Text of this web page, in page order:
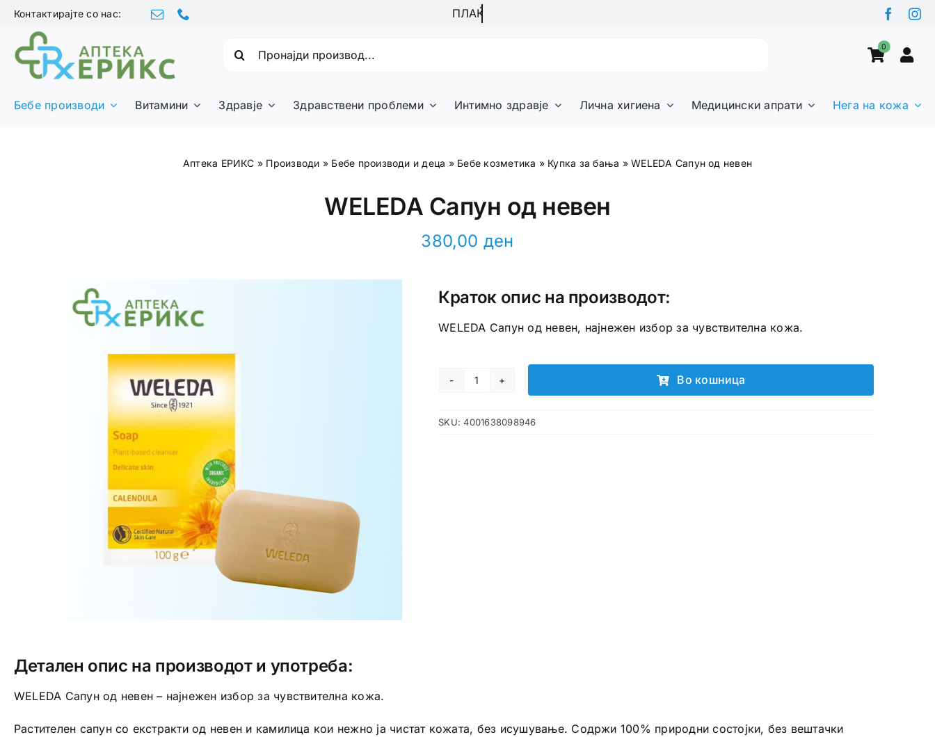
Skip
content
Контактирајте со нас:
0
Бебе производи Витамини Здравје Здравствени проблеми Интимно здравје Лична хигиена Медицински апрати Нега на кожа
Аптека ЕРИКС » Производи » Бебе производи и деца » Бебе козметика » Купка за бања »WELEDA Сапун од невен
WELEDA Сапун од невен
380,00 ден
Краток опис на производот:
WELEDA Сапун од невен, најнежен избор за чувствителна кожа.
WELEDA
од
Во кошница
SKU:4001638098946
Детален опис на производот и употреба:
WELEDA Сапун од невен – најнежен избор за чувствителна кожа.
Растителен сапун со екстракти од невен и камилица кои нежно ја чистат кожата, без исушување. Содржи 100% природни состојки, без вештачки